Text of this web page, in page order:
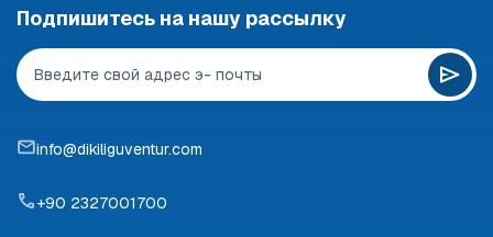
Подпишитесь на нашу рассылку
info@dikiliguventur.com
+90 2327001700